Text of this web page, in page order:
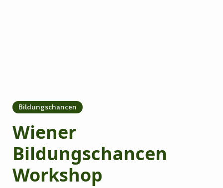
Bildungschancen
Wiener
Bildungschancen
Workshop